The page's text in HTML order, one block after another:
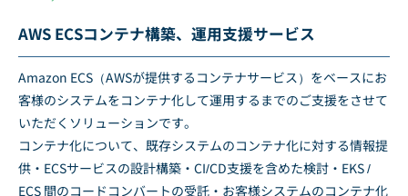
AWS ECSコンテナ構築、運用支援サービス
Amazon ECS（AWSが提供するコンテナサービス）をベースにお
客様のシステムをコンテナ化して運用するまでのご支援をさせて
いただくソリューションです。
コンテナ化について、既存システムのコンテナ化に対する情報提
供・ECSサービスの設計構築・CI/CD支援を含めた検討・EKS /
ECS 間のコードコンバートの受託・お客様システムのコンテナ化